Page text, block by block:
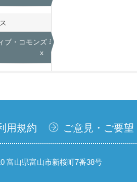
ブ・コモンズ 表示
x
用規約 ご意見・ご要望
富山県富山市新桜町7番38号